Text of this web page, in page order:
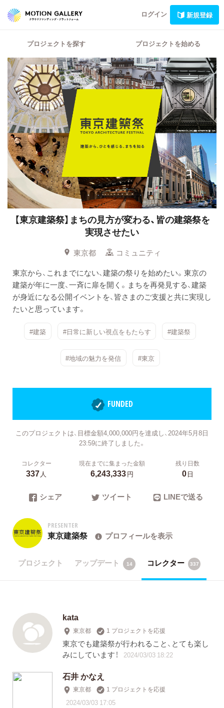
ログイン 新規登録
プロジェクトを探す プロジェクトを始める
【東京建築祭】まちの見方が変わる、皆の建築祭を
実現させたい
東京都
コミュニティ
東京から、これまでにない、建築の祭りを始めたい。東京の
建築が年に一度、一斉に扉を開く。まちを再発見する、建築
が身近になる公開イベントを、皆さまのご支援と共に実現し
たいと思っています。
#建築 #日常に新しい視点をもたらす #建築祭
#地域の魅力を発信 #東京
FUNDED
このプロジェクトは、目標金額4,000,000円を達成し、2024年5月8日
23:59に終了しました。
コレクター
337人
現在までに集まった金額
6,243,333円
残り日数
0日
シェア ツイート LINEで送る
PRESENTER
東京建築祭 プロフィールを表示
プロジェクト アップデート 14 コレクター 337
kata
東京都 1 プロジェクトを応援
東京でも建築祭が行われること、とても楽し
みにしています！
2024/03/03 18:22
石井 かなえ
東京都 1 プロジェクトを応援
2024/03/03 17:05